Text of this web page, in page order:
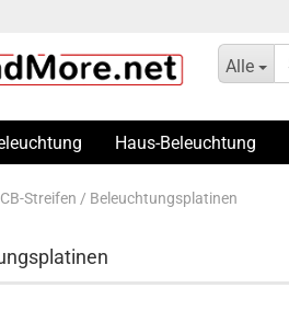
Alle
Platine
Haus-Beleuchtung
Streifen / Beleuchtungsplatinen